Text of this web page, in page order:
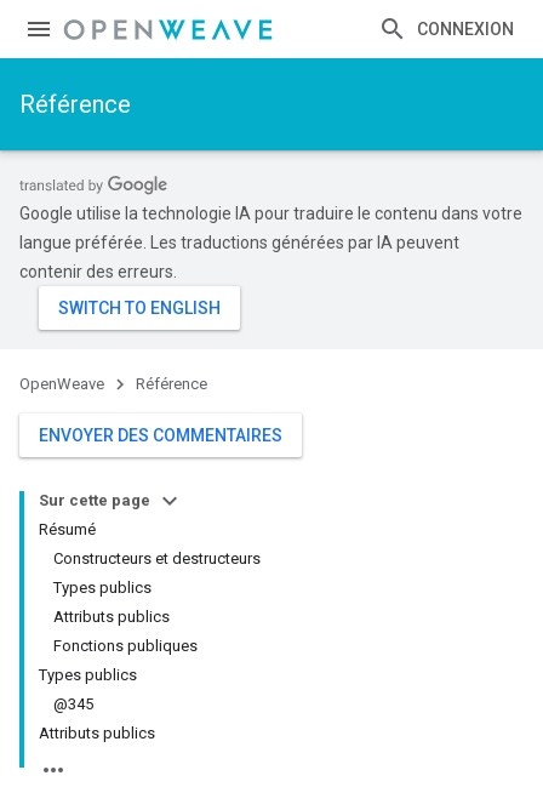
CONNEXION
Référence
Google utilise la technologie IA pour traduire le contenu dans votre
langue préférée. Les traductions générées par IA peuvent
contenir des erreurs.
OpenWeave Référence
ENVOYER DES COMMENTAIRES
Sur cette page
Résumé
Constructeurs et destructeurs
Types publics
Attributs publics
Fonctions publiques
Types publics
@345
Attributs publics